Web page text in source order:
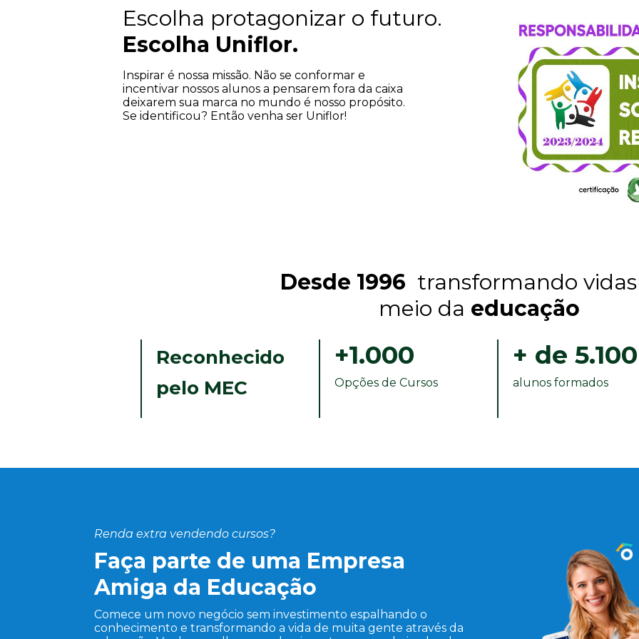
Escolha protagonizar o futuro.
Escolha Uniflor.
Inspirar é nossa missão. Não se conformar e
incentivar nossos alunos a pensarem fora da caixa
deixarem sua marca no mundo é nosso propósito.
Se identificou? Então venha ser Uniflor!
Desde 1996 transformando
meio da educação
Reconhecido
pelo MEC
+1.000
Opções de Cursos
+ de 5.100
alunos formados
Renda extra vendendo cursos?
Faça parte de uma Empresa
Amiga da Educação
Comece um novo negócio sem investimento espalhando o
conhecimento e transformando a vida de muita gente através da